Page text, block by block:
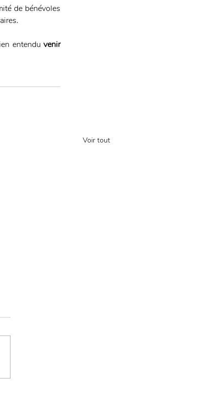
de bénévoles
entendu venir
Voir tout
pour détecter les